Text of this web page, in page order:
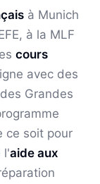
à Munich
à la MLF
cours
avec des
Grandes
ce soit pour
l'aide aux